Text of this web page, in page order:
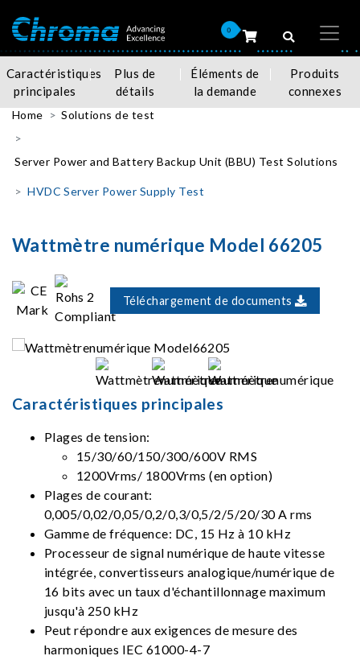
0
Caractéristiques
principales
Plus de
détails
Éléments de
la demande
Produits
connexes
Home Solutions de test
Server Power and Battery Backup Unit (BBU) Test Solutions
HVDC Server Power Supply Test
Wattmètre numérique Model 66205
Téléchargement de documents
Caractéristiques principales
Plages de tension:
15/30/60/150/300/600V RMS
1200Vrms/ 1800Vrms (en option)
Plages de courant:
0,005/0,02/0,05/0,2/0,3/0,5/2/5/20/30 A rms
Gamme de fréquence: DC, 15 Hz à 10 kHz
Processeur de signal numérique de haute vitesse
intégrée, convertisseurs analogique/numérique de
16 bits avec un taux d'échantillonnage maximum
jusqu'à 250 kHz
Peut répondre aux exigences de mesure des
harmoniques IEC 61000-4-7